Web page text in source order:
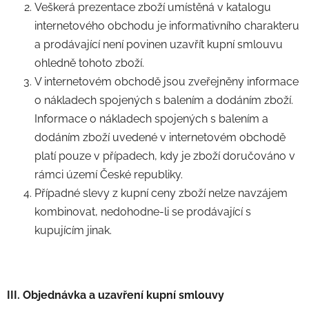
Veškerá prezentace zboží umístěná v katalogu
internetového obchodu je informativního charakteru
a prodávající není povinen uzavřít kupní smlouvu
ohledně tohoto zboží.
V internetovém obchodě jsou zveřejněny informace
o nákladech spojených s balením a dodáním zboží.
Informace o nákladech spojených s balením a
dodáním zboží uvedené v internetovém obchodě
platí pouze v případech, kdy je zboží doručováno v
rámci území České republiky.
Případné slevy z kupní ceny zboží nelze navzájem
kombinovat, nedohodne-li se prodávající s
kupujícím jinak.
III. Objednávka a uzavření kupní smlouvy